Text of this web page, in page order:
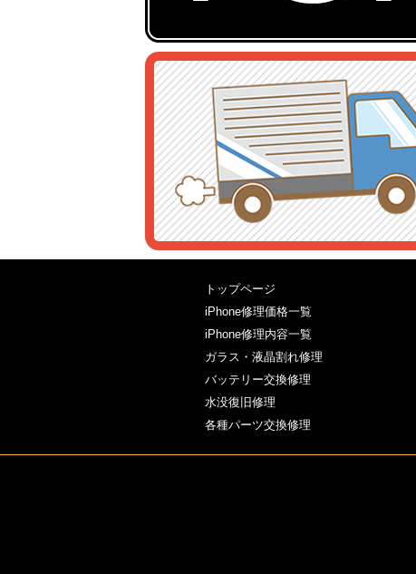
トップページ
iPhone修理価格一覧
iPhone修理内容一覧
ガラス・液晶割れ修理
バッテリー交換修理
水没復旧修理
各種パーツ交換修理